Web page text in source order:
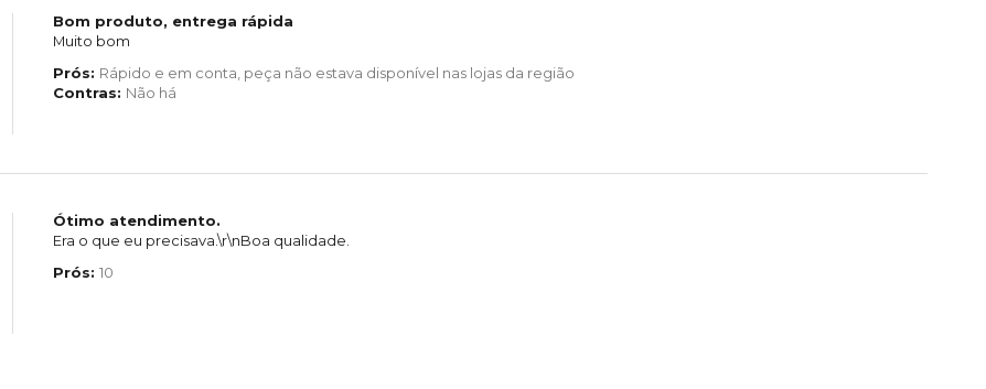
Bom produto, entrega rápida
Muito bom
Prós: Rápido e em conta, peça não estava disponível nas lojas da região
Contras: Não há
Ótimo atendimento.
Era o que eu precisava.\r\nBoa qualidade.
Prós: 10